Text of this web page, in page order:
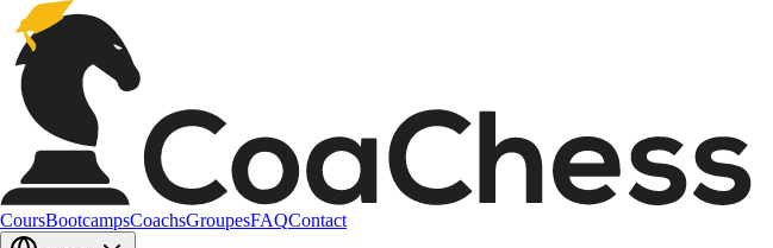
CoursBootcampsCoachsGroupesFAQContact